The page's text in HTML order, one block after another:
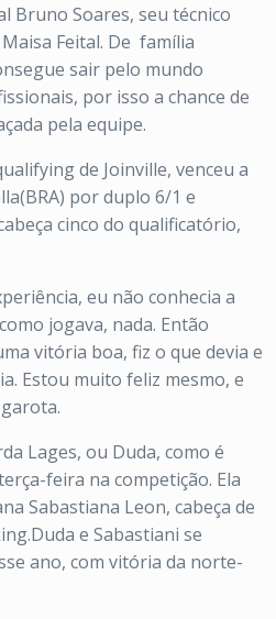
Bruno Soares, seu técnico
Feital. De família
sair pelo mundo
por isso a chance de
pela equipe.
de Joinville, venceu a
por duplo 6/1 e
cinco do qualificatório,
eu não conhecia a
jogava, nada. Então
vitória boa, fiz o que devia e
Estou muito feliz mesmo, e
Lages, ou Duda, como é
feira na competição. Ela
Sabastiana Leon, cabeça de
e Sabastiani se
ano, com vitória da norte-